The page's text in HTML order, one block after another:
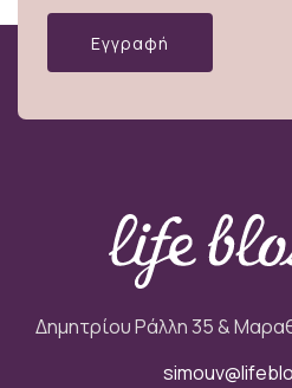
Εγγραφή
Δημητρίου Ράλλη 35 &